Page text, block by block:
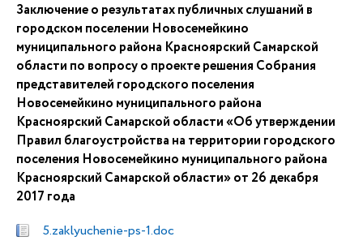
Заключение о результатах публичных слушаний в
городском поселении Новосемейкино
муниципального района Красноярский Самарской
области по вопросу о проекте решения Собрания
представителей городского поселения
Новосемейкино муниципального района
Красноярский Самарской области «Об утверждении
Правил благоустройства на территории городского
поселения Новосемейкино муниципального района
Красноярский Самарской области» от 26 декабря
2017 года
5.zaklyuchenie-ps-1.doc